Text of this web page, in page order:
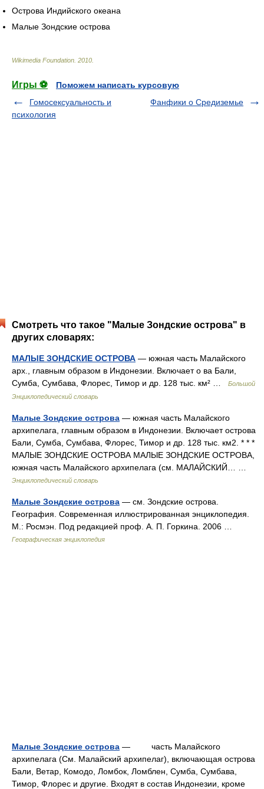
Острова Индийского океана
Малые Зондские острова
Wikimedia Foundation 2010
Игры ⚽
Поможем написать курсовую
Гомосексуальность и
психология
Фанфики о Средиземье
Смотреть что такое "Малые Зондские острова" в
других словарях:
МАЛЫЕ ЗОНДСКИЕ ОСТРОВА — южная часть Малайского
арх., главным образом в Индонезии. Включает о ва Бали,
Сумба, Сумбава, Флорес, Тимор и др. 128 тыс. км² …
Большой
Энциклопедический словарь
Малые Зондские острова — южная часть Малайского
архипелага, главным образом в Индонезии. Включает острова
Бали, Сумба, Сумбава, Флорес, Тимор и др. 128 тыс. км2. * * *
МАЛЫЕ ЗОНДСКИЕ ОСТРОВА МАЛЫЕ ЗОНДСКИЕ ОСТРОВА,
южная часть Малайского архипелага (см. МАЛАЙСКИЙ… …
Энциклопедический словарь
Малые Зондские острова — см. Зондские острова.
География. Современная иллюстрированная энциклопедия.
М.: Росмэн. Под редакцией проф. А. П. Горкина. 2006 …
Географическая энциклопедия
Малые Зондские острова — часть Малайского
архипелага (См. Малайский архипелаг), включающая острова
Бали, Ветар, Комодо, Ломбок, Ломблен, Сумба, Сумбава,
Тимор, Флорес и другие. Входят в состав Индонезии, кроме